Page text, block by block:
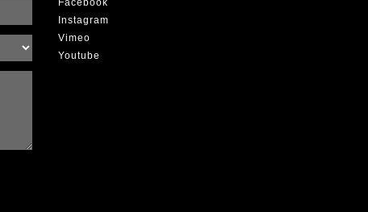
Facebook
Instagram
Vimeo
Youtube